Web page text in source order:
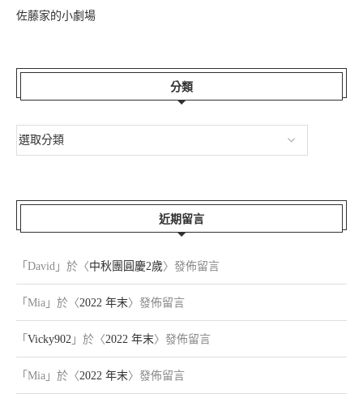
佐藤家的小劇場
分類
近期留言
「 David 」於〈中秋團圓慶2歲〉發佈留言
「 Mia 」於〈2022 年末〉發佈留言
「 Vicky902 」於〈2022 年末〉發佈留言
「 Mia 」於〈2022 年末〉發佈留言